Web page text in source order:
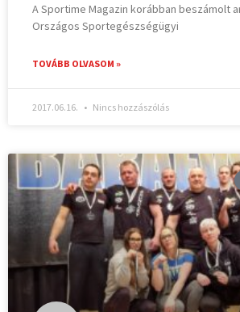
A Sportime Magazin korábban beszámolt
Országos Sportegészségügyi
TOVÁBB OLVASOM »
2017.06.16. Nincs hozzászólás